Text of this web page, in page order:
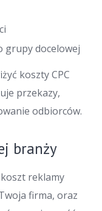
grupy docelowej
koszty CPC
przekazy,
odbiorców.
branży
reklamy
firma, oraz